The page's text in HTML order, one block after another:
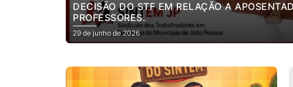
DECISÃO DO STF EM RELAÇÃO A
PROFESSORES.
29 de junho de 2026